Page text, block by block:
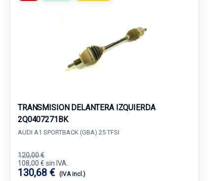
TRANSMISION DELANTERA IZQUIERDA
2Q0407271BK
AUDI A1 SPORTBACK (GBA) 25 TFSI
120,00 €
108,00 € sin IVA.
130,68 € (IVA incl.)